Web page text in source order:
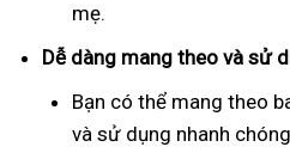
mẹ.
Dễ dàng mang theo và sử
Bạn có thể mang theo
và sử dụng nhanh